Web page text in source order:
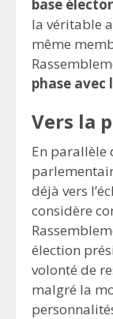
base
la véritable
même
phase avec
Vers la
En parallèle
déjà vers
considère
élection
volonté de
malgré la